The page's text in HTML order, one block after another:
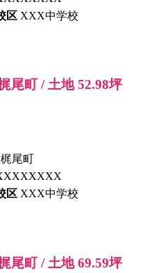
区 XXX中学校
尾町 / 土地 52.98坪
尾町
区 XXX中学校
尾町 / 土地 69.59坪